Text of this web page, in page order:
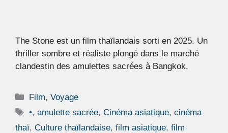
The Stone est un film thaïlandais sorti en 2025. Un
thriller sombre et réaliste plongé dans le marché
clandestin des amulettes sacrées à Bangkok.
Catégories
Film,Voyage
Étiquettes
•,amulette sacrée,Cinéma asiatique,cinéma
thaï, Culture thaïlandaise, film asiatique, film